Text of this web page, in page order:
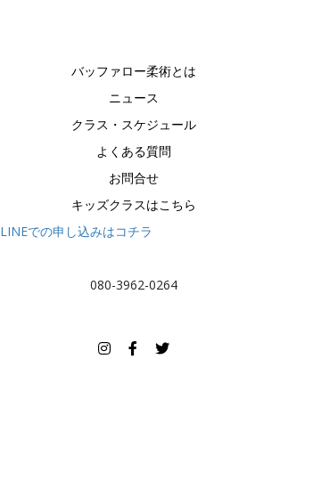
バッファロー柔術とは
ニュース
クラス・スケジュール
よくある質問
お問合せ
キッズクラスはこちら
LINEでの申し込みはコチラ
080-3962-0264